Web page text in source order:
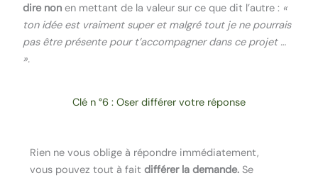
dire non en mettant de la valeur sur ce que dit l’autre : «
ton idée est vraiment super et malgré tout je ne pourrais
pas être présente pour t’accompagner dans ce projet …
».
Clé n °6 : Oser différer votre réponse
Rien ne vous oblige à répondre immédiatement,
vous pouvez tout à faitdifférer la demande. Se